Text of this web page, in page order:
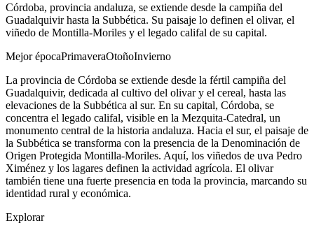
Córdoba, provincia andaluza, se extiende desde la campiña del
Guadalquivir hasta la Subbética. Su paisaje lo definen el olivar, el
viñedo de Montilla-Moriles y el legado califal de su capital.
Mejor épocaPrimaveraOtoñoInvierno
La provincia de Córdoba se extiende desde la fértil campiña del
Guadalquivir, dedicada al cultivo del olivar y el cereal, hasta las
elevaciones de la Subbética al sur. En su capital, Córdoba, se
concentra el legado califal, visible en la Mezquita-Catedral, un
monumento central de la historia andaluza. Hacia el sur, el paisaje de
la Subbética se transforma con la presencia de la Denominación de
Origen Protegida Montilla-Moriles. Aquí, los viñedos de uva Pedro
Ximénez y los lagares definen la actividad agrícola. El olivar
también tiene una fuerte presencia en toda la provincia, marcando su
identidad rural y económica.
Explorar